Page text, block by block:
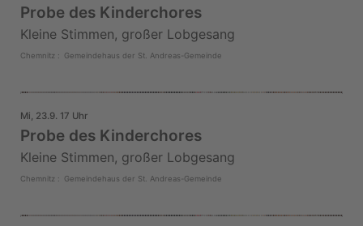
Probe des Kinderchores
Kleine Stimmen, großer Lobgesang
Chemnitz : Gemeindehaus der St. Andreas-Gemeinde
Mi, 23.9. 17 Uhr
Probe des Kinderchores
Kleine Stimmen, großer Lobgesang
Chemnitz : Gemeindehaus der St. Andreas-Gemeinde